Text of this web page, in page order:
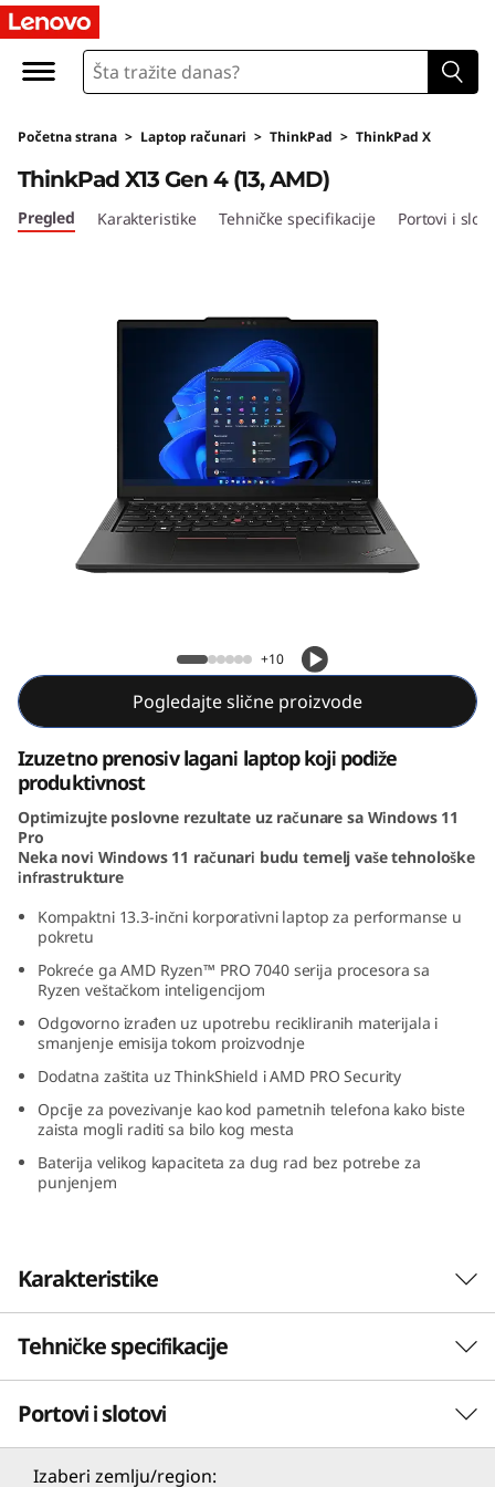
T
h
n
k
4
1
3
A
M
D
Početna strana > Laptop računari > ThinkPad > ThinkPad X
ThinkPad X13 Gen 4 (13, AMD)
ThinkPad X13 Gen 4 (13, AMD)
Pregled Karakteristike Tehničke specifikacije Portovi i
+10
Pogledajte slične proizvode
Izuzetno prenosiv lagani laptop koji podiže
produktivnost
Optimizujte poslovne rezultate uz računare sa Windows 11
Pro
Neka novi Windows 11 računari budu temelj vaše tehnološke
infrastrukture
Kompaktni 13.3-inčni korporativni laptop za performanse u
pokretu
Pokreće ga AMD Ryzen™ PRO 7040 serija procesora sa
Ryzen veštačkom inteligencijom
Odgovorno izrađen uz upotrebu recikliranih materijala i
smanjenje emisija tokom proizvodnje
Dodatna zaštita uz ThinkShield i AMD PRO Security
Opcije za povezivanje kao kod pametnih telefona kako biste
zaista mogli raditi sa bilo kog mesta
Baterija velikog kapaciteta za dug rad bez potrebe za
punjenjem
Karakteristike
Ozbiljna snaga da projurite kroz dan
S kompaktnim dizajnom, dugotrajnom
baterijom i lakom konstrukcijom, Lenovo
ThinkPad X13 Gen 4 laptop je prenosivi
poslovna mašina. AMD Ryzen™ PRO 7040 serija
Tehničke specifikacije
PERFORMANSE
Procesor
Portovi i slotovi
Izaberi zemlju/region: